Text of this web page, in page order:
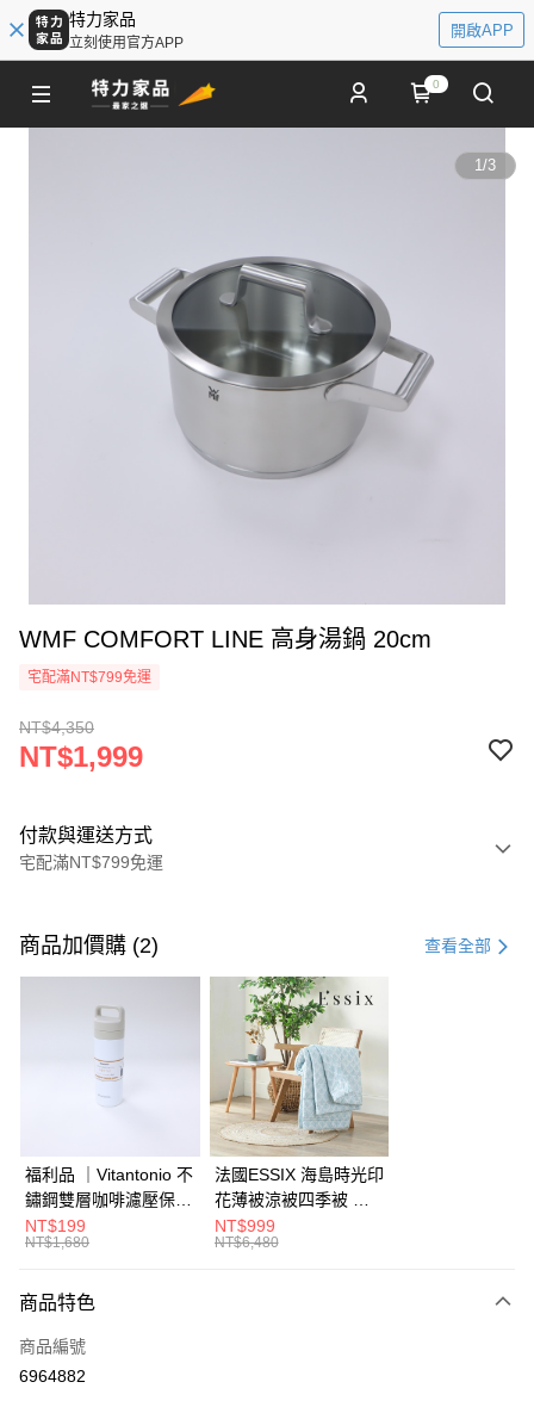
特力家品
立刻使用官方APP
開啟APP
0
1/3
WMF COMFORT LINE 高身湯鍋 20cm
宅配滿NT$799免運
NT$4,350
NT$1,999
付款與運送方式
宅配滿NT$799免運
信用卡一次付款
3 期 0 利率 每期
合作金庫商業銀行
第一商業銀行
彰化商業銀行
台北富邦商業銀行
兆豐國際商業銀行
臺灣中小企業銀行
台中商業銀行
匯豐（台灣）商業銀行
華泰商業銀行
聯邦商業銀行
遠東國際商業銀行
元大商業銀行
台灣樂天信用卡公司
6 期 0 利率 每期 NT$333
合作金庫商業銀行
第一商業銀行
彰化商業銀行
台北富邦商業銀行
國泰世華商業銀行
兆豐國際商業銀行
臺灣中小企業銀行
台中商業銀行
匯豐（台灣）商業銀行
聯邦商業銀行
玉山商業銀行
台灣樂天信用卡公司
街口支付
AFTEE先享後付
【關於「AFTEE先享後付」】
AFTEE先享後付是「在收到商品之後才付款」的支付方式。 讓您購物簡單
便利好安心！
１．簡單：不需註冊會員、不需綁卡、不需儲值。
２．便利：只要手機號碼，簡訊認證，即可結帳。
ATM付款
運送方式
商品加價購 (2) 查看全部
福利品 ｜Vitantonio 不
鏽鋼雙層咖啡濾壓保溫
瓶 奶油白 VCB-10-C
NT$199
NT$1,680
法國ESSIX 海島時光印
花薄被涼被四季被 單
人
NT$999
NT$6,480
商品特色
商品編號
6964882